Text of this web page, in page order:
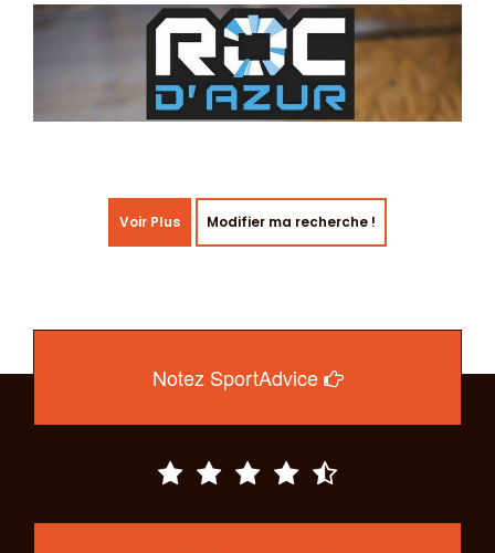
Voir Plus Modifier ma recherche !
Notez SportAdvice